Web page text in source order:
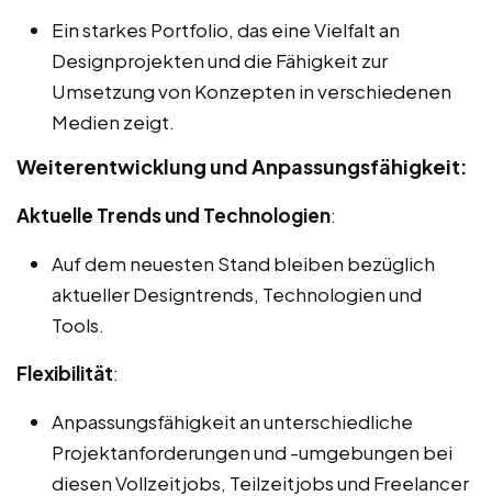
Ein starkes Portfolio, das eine Vielfalt an
Designprojekten und die Fähigkeit zur
Umsetzung von Konzepten in verschiedenen
Medien zeigt.
Weiterentwicklung und Anpassungsfähigkeit:
Aktuelle Trends und Technologien:
Auf dem neuesten Stand bleiben bezüglich
aktueller Designtrends, Technologien und
Tools.
Flexibilität:
Anpassungsfähigkeit an unterschiedliche
Projektanforderungen und -umgebungen bei
diesen Vollzeitjobs, Teilzeitjobs und Freelancer